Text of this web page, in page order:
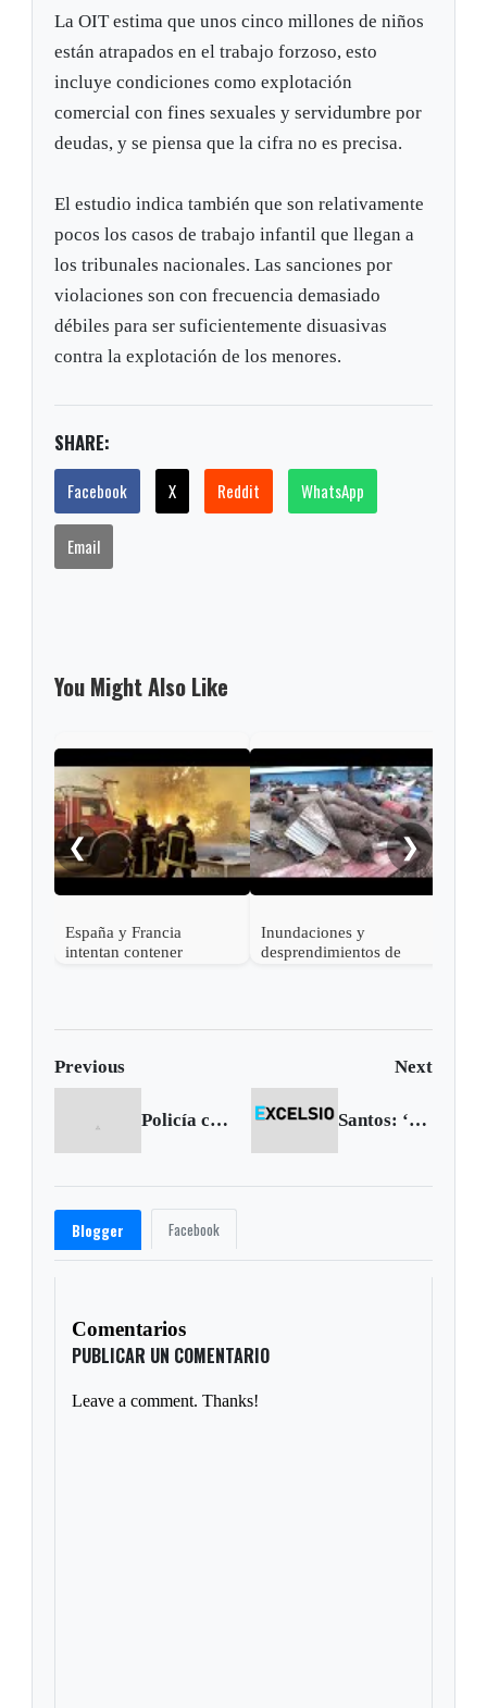
La OIT estima que unos cinco millones de niños
están atrapados en el trabajo forzoso, esto
incluye condiciones como explotación
comercial con fines sexuales y servidumbre por
deudas, y se piensa que la cifra no es precisa.
El estudio indica también que son relativamente
pocos los casos de trabajo infantil que llegan a
los tribunales nacionales. Las sanciones por
violaciones son con frecuencia demasiado
débiles para ser suficientemente disuasivas
contra la explotación de los menores.
SHARE:
Facebook X Reddit WhatsApp
Email
You Might Also Like
❮
España y Francia
intentan contener
evacúan
Inundaciones y
desprendimientos de
❯
Previous Next
Policía capturó dos hombres cuando pretendían atracar a un taxista Santos: ‘Unasur apoya la vía democrática, no la violencia ni el terrorismo’
Blogger Facebook
Comentarios
PUBLICAR UN COMENTARIO
Leave a comment. Thanks!